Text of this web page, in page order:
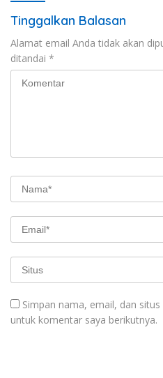
Tinggalkan Balasan
Alamat email Anda tidak akan
ditandai *
Simpan nama, email, dan
untuk komentar saya berikutnya.